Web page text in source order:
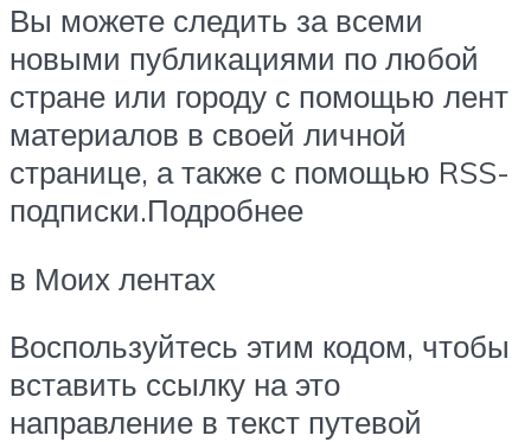
Вы можете следить за всеми
новыми публикациями по любой
стране или городу с помощью лент
материалов в своей личной
странице, а также с помощью RSS-
подписки.Подробнее
в Моих лентах
Воспользуйтесь этим кодом, чтобы
вставить ссылку на это
направление в текст путевой